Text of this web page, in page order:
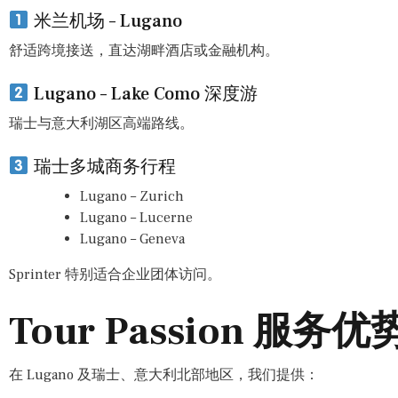
米兰机场 – Lugano
舒适跨境接送，直达湖畔酒店或金融机构。
Lugano – Lake Como 深度游
瑞士与意大利湖区高端路线。
瑞士多城商务行程
Lugano – Zurich
Lugano – Lucerne
Lugano – Geneva
Sprinter 特别适合企业团体访问。
Tour Passion 服务优
在 Lugano 及瑞士、意大利北部地区，我们提供：